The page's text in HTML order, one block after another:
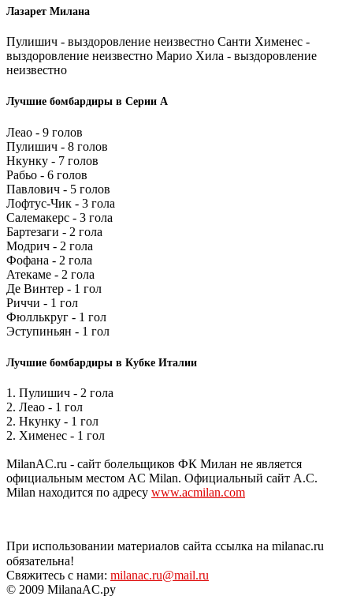
Лазарет Милана
Пулишич - выздоровление неизвестно Санти Хименес -
выздоровление неизвестно Марио Хила - выздоровление
неизвестно
Лучшие бомбардиры в Серии А
Леао - 9 голов
Пулишич - 8 голов
Нкунку - 7 голов
Рабьо - 6 голов
Павлович - 5 голов
Лофтус-Чик - 3 гола
Салемакерс - 3 гола
Бартезаги - 2 гола
Модрич - 2 гола
Фофана - 2 гола
Атекаме - 2 гола
Де Винтер - 1 гол
Риччи - 1 гол
Фюллькруг - 1 гол
Эступиньян - 1 гол
Лучшие бомбардиры в Кубке Италии
1. Пулишич - 2 гола
2. Леао - 1 гол
2. Нкунку - 1 гол
2. Хименес - 1 гол
MilanAC.ru - сайт болельщиков ФК Милан не является
официальным местом AC Milan. Официальный сайт A.C.
Milan находится по адресу www.acmilan.com
При использовании материалов сайта ссылка на milanac.ru
обязательна!
Свяжитесь с нами: milanac.ru@mail.ru
© 2009 MilanaAC.ру